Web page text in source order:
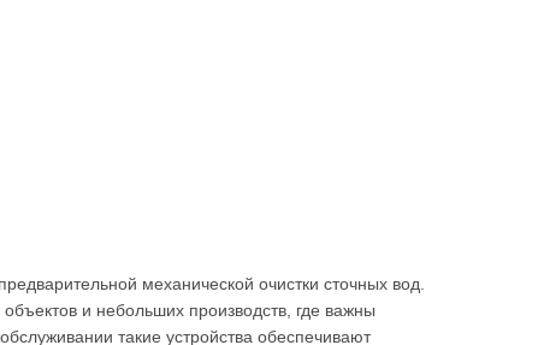
механической очистки сточных вод.
и небольших производств, где важны
такие устройства обеспечивают